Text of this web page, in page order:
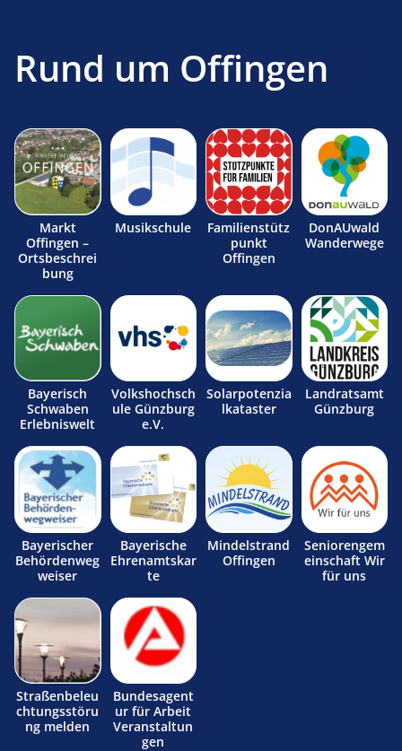
Rund um Offingen
Markt
Offingen –
Ortsbeschrei
bung
Musikschule
Familienstütz
punkt
Offingen
DonAUwald
Wanderwege
Bayerisch
Schwaben
Erlebniswelt
Volkshochsch
ule Günzburg
e.V.
Solarpotenzia
lkataster
Landratsamt
Günzburg
Bayerischer
Behördenweg
weiser
Bayerische
Ehrenamtskar
te
Mindelstrand
Offingen
Seniorengem
einschaft Wir
für uns
Straßenbeleu
chtungsstöru
ng melden
Bundesagent
ur für Arbeit
Veranstaltun
gen